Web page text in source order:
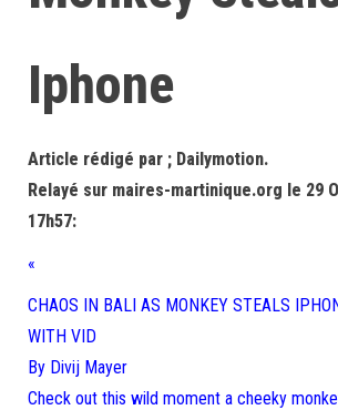
Iphone
Article rédigé par ; Dailymotion.
Relayé sur maires-martinique.org le 29
17h57:
«
CHAOS IN BALI AS MONKEY STEALS
WITH VID
By Divij Mayer
Check out this wild moment a cheeky